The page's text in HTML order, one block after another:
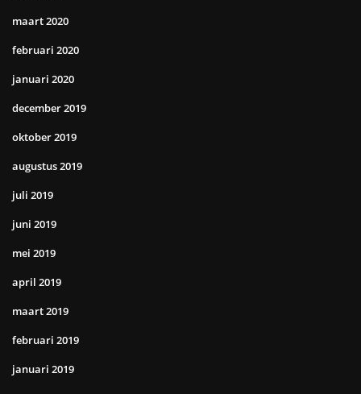
maart 2020
februari 2020
januari 2020
december 2019
oktober 2019
augustus 2019
juli 2019
juni 2019
mei 2019
april 2019
maart 2019
februari 2019
januari 2019